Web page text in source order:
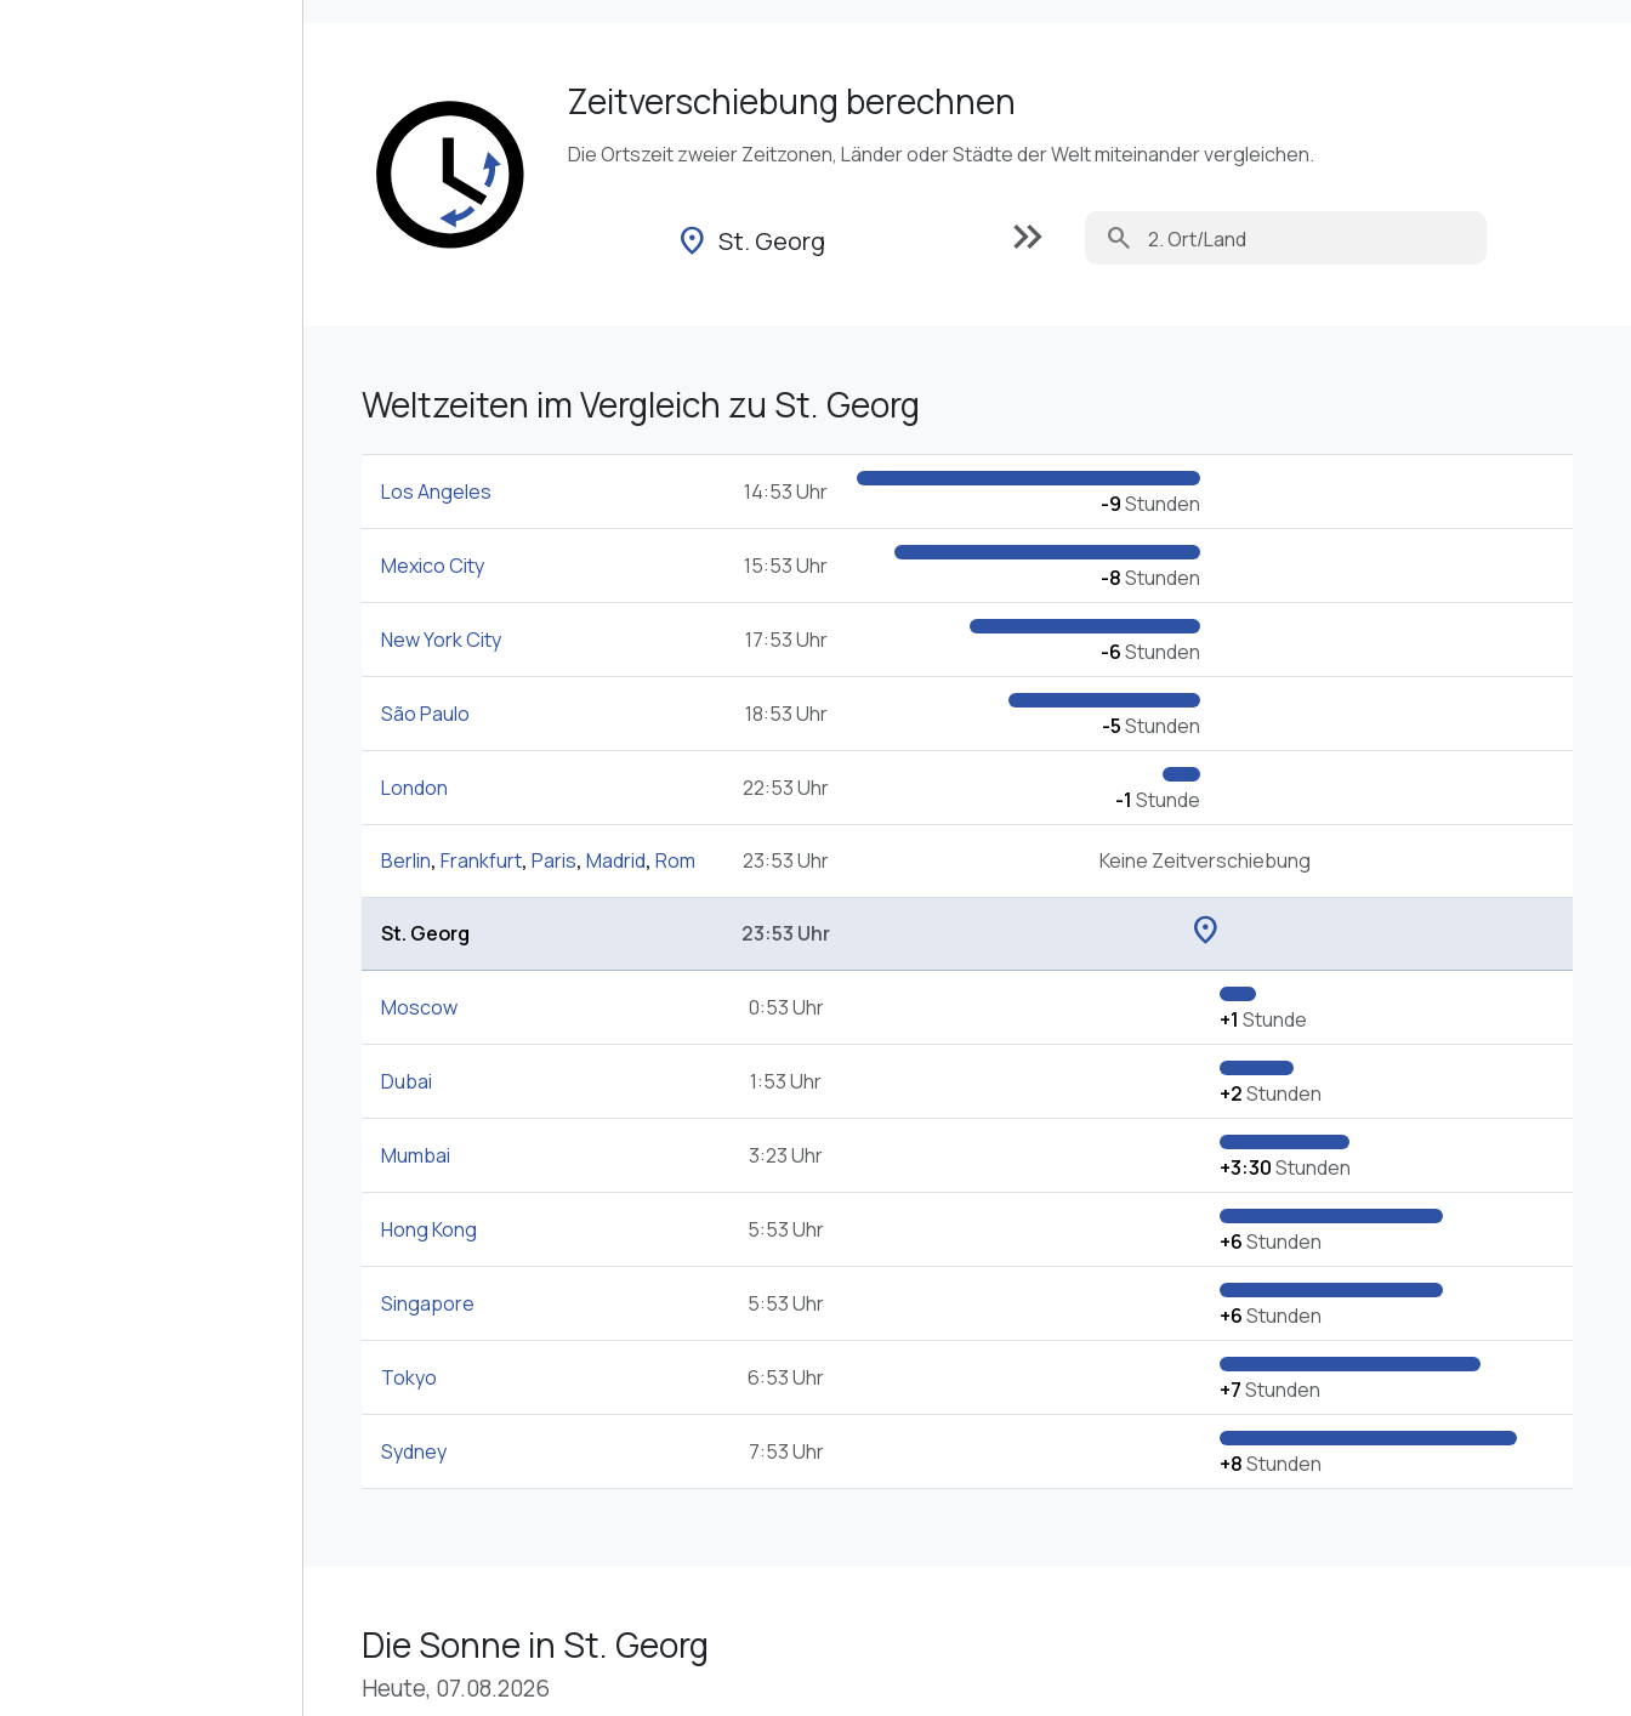
Zeitverschiebung berechnen
Die Ortszeit zweier Zeitzonen, Länder oder Städte der Welt miteinander vergleichen.
location_on St. Georg keyboard_double_arrow_right search
Weltzeiten im Vergleich zu St. Georg
Los Angeles 14:53 Uhr -9Stunden
Mexico City 15:53 Uhr -8Stunden
New York City 17:53 Uhr -6Stunden
São Paulo 18:53 Uhr -5Stunden
London 22:53 Uhr -1 Stunde
Berlin, Frankfurt, Paris, Madrid, Rom 23:53 Uhr Keine Zeitverschiebung
St. Georg 23:53 Uhr location_on
Moscow 0:53 Uhr +1 Stunde
Dubai 1:53 Uhr +2Stunden
Mumbai 3:23 Uhr +3:30Stunden
Hong Kong 5:53 Uhr +6Stunden
Singapore 5:53 Uhr +6Stunden
Tokyo 6:53 Uhr +7Stunden
Sydney 7:53 Uhr +8Stunden
Die Sonne in St. Georg
Heute, 07.08.2026